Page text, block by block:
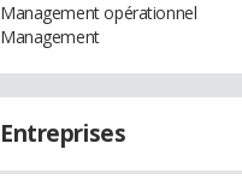
Management opérationnel
Management
Entreprises